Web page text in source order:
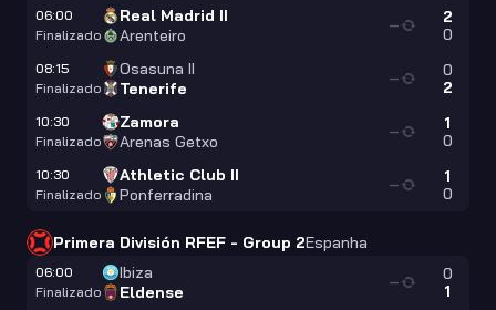
06:00
Finalizado
Real Madrid II
Arenteiro
2
0
—
08:15
Finalizado
Osasuna II
Tenerife
0
2
—
10:30
Finalizado
Zamora
Arenas Getxo
1
0
—
10:30
Finalizado
Athletic Club II
Ponferradina
1
0
—
Primera División RFEF - Group 2Espanha
06:00
Finalizado
Ibiza
Eldense
0
1
—